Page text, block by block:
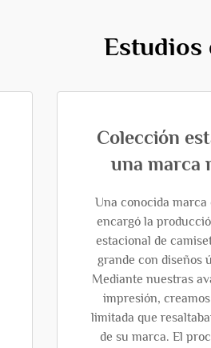
Estudios
Colección
una marca
Una conocida marca
encargó la
estacional de
grande con diseños
Mediante nuestras
impresión,
limitada que
de su marca. El